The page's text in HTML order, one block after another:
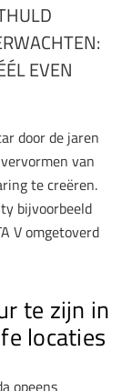
EVEN
door de jaren
van
te creëren.
bijvoorbeeld
V omgetoverd
te zijn in
locaties
opeens